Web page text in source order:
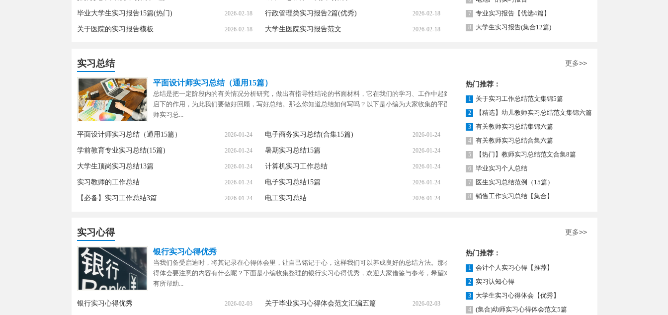
2026-02-18
毕业大学生实习报告15篇(热门) 2026-02-18
行政管理类实习报告2篇(优秀)
2026-02-18
关于医院的实习报告模板 2026-02-18
大学生医院实习报告范文
7 专业实习报告【优选4篇】
8 大学生实习报告(集合12篇)
实习总结 更多>>
平面设计师实习总结（通用15篇）
总结是把一定阶段内的有关情况分析研究，做出有指导性结论的书面材料，它在我们的学习、工作中起到呈上
启下的作用，为此我们要做好回顾，写好总结。那么你知道总结如何写吗？以下是小编为大家收集的平面设计
师实习总...
2026-01-24
平面设计师实习总结（通用15篇） 2026-01-24
电子商务实习总结(合集15篇)
2026-01-24
学前教育专业实习总结(15篇) 2026-01-24
暑期实习总结15篇
2026-01-24
大学生顶岗实习总结13篇 2026-01-24
计算机实习工作总结
2026-01-24
实习教师的工作总结 2026-01-24
电子实习总结15篇
2026-01-24
【必备】实习工作总结3篇 2026-01-24
电工实习总结
热门推荐：
1 关于实习工作总结范文集锦5篇
2 【精选】幼儿教师实习总结范文集锦六篇
3 有关教师实习总结集锦六篇
4 有关教师实习总结合集六篇
5 【热门】教师实习总结范文合集8篇
6 毕业实习个人总结
7 医生实习总结范例（15篇）
8 销售工作实习总结【集合】
实习心得 更多>>
银行实习心得优秀
当我们备受启迪时，将其记录在心得体会里，让自己铭记于心，这样我们可以养成良好的总结方法。那么写心
得体会要注意的内容有什么呢？下面是小编收集整理的银行实习心得优秀，欢迎大家借鉴与参考，希望对大家
有所帮助...
2026-02-03
银行实习心得优秀 2026-02-03
关于毕业实习心得体会范文汇编五篇
热门推荐：
1 会计个人实习心得【推荐】
2 实习认知心得
3 大学生实习心得体会【优秀】
4 (集合)幼师实习心得体会范文5篇